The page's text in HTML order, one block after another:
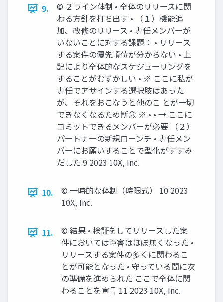
9.
©︎ ２ライン体制 • 全体のリリースに関
わる方針を打ち出す • （１）機能追
加、改修のリリース • 専任メンバーが
いないことに対する課題： • リリース
する案件の優先順位が分からない • 上
記により全体的なスケジューリングを
することがむずかしい • ※ ここに私が
専任でアサインする選択肢はあった
が、それをおこなうと他のこ とが一切
できなくなるため断念 ※ • • → ここに
コミットできるメンバーが必要 （２）
パートナーの新規ローンチ • 専任メン
バーにお願いすることで型化がすすみ
だした 9 2023 10X, Inc.
10.
©︎ 一時的な体制（時限式） 10 2023
10X, Inc.
11.
©︎ 結果 • 検証をしてリリースした案
件においては障害はほぼ無くなった •
リリースする案件の多くに関わるこ
とが可能となった • 守っている間に次
の準備を進められた ここで全体に関
わることを宣言 11 2023 10X, Inc.